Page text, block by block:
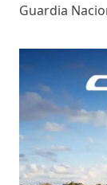
Guardia